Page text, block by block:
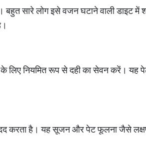
सारे लोग इसे वजन घटाने वाली डाइट में
लिए नियमित रूप से दही का सेवन करें। यह
करता है। यह सूजन और पेट फूलना जैसे